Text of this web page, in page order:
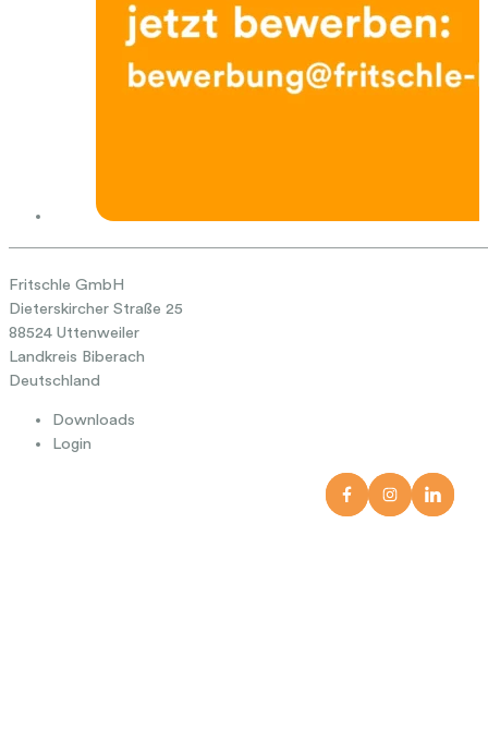
Fritschle GmbH
Dieterskircher Straße 25
88524 Uttenweiler
Landkreis Biberach
Deutschland
Downloads
Login